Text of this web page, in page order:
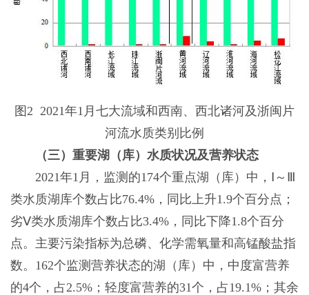
图2 2021年1月七大流域和西南、西北诸河及浙闽片
河流水质类别比例
（三）重要湖（库）水质状况及营养状态
2021年1月，监测的174个重点湖（库）中，Ⅰ～Ⅲ
类水质湖库个数占比76.4%，同比上升1.9个百分点；
劣Ⅴ类水质湖库个数占比3.4%，同比下降1.8个百分
点。主要污染指标为总磷、化学需氧量和高锰酸盐指
数。162个监测营养状态的湖（库）中，中度富营养
的4个，占2.5%；轻度富营养的31个，占19.1%；其余